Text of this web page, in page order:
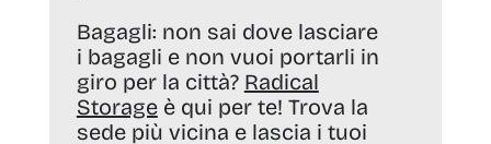
Bagagli: non sai dove lasciare
i bagagli e non vuoi portarli in
giro per la città? Radical
Storageè qui per te! Trova la
sede più vicina e lascia i tuoi